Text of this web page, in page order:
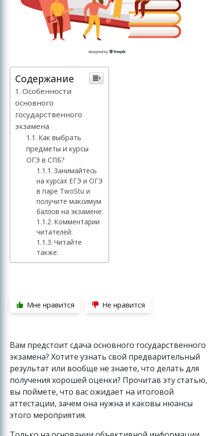
Содержание
Особенности
основного
государственного
экзамена
Как выбрать
предметы и курсы
ОГЭ в СПБ?
Занимайтесь
на курсах ЕГЭ и ОГЭ
в паре TwoStu и
получите максимум
баллов на экзамене:
Комментарии
читателей:
Читайте
также:
Мне нравится Не нравится
Вам предстоит сдача основного государственного
экзамена? Хотите узнать свой предварительный
результат или вообще не знаете, что делать для
получения хорошей оценки? Прочитав эту статью,
вы поймете, что вас ожидает на итоговой
аттестации, зачем она нужна и каковы нюансы
этого мероприятия.